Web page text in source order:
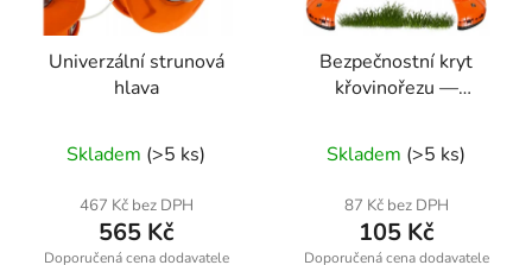
Univerzální strunová
hlava
Skladem (>5 ks)
467 Kč bez DPH
565 Kč
Bezpečnostní kryt
křovinořezu —
trubky 25–26 mm
Skladem (>5 ks)
87 Kč bez DPH
105 Kč